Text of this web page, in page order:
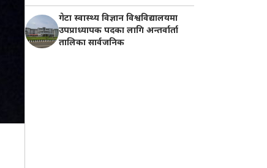
गेटा स्वास्थ्य विज्ञान विश्वविद्यालयमा
उपप्राध्यापक पदका लागि अन्तर्वार्ता
तालिका सार्वजनिक